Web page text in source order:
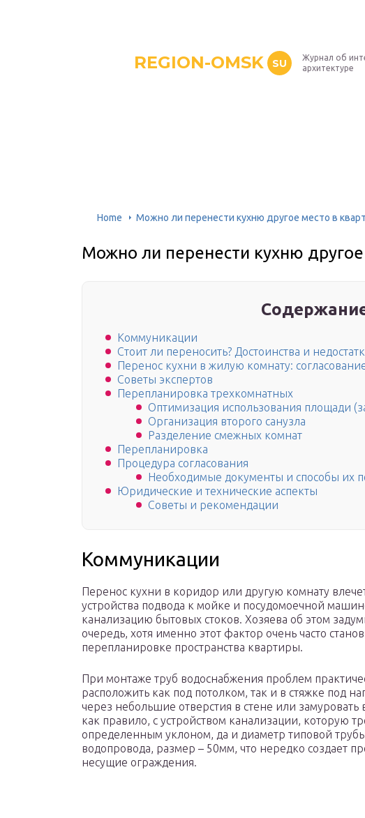
REGION-OMSK SU
Журнал об
архитектуре
Home Можно ли перенести кухню другое место в
Можно ли перенести кухню другое
Коммуникации
Стоит ли переносить? Достоинства и
Перенос кухни в жилую комнату:
Советы экспертов
Перепланировка трехкомнатных
Оптимизация использования площади
Организация второго санузла
Разделение смежных комнат
Перепланировка
Процедура согласования
Необходимые документы и способы их
Юридические и технические аспекты
Советы и рекомендации
Коммуникации
Перенос кухни в коридор или другую комнату
устройства подвода к мойке и посудомоечной
канализацию бытовых стоков. Хозяева об этом
очередь, хотя именно этот фактор очень часто
перепланировке пространства квартиры.
При монтаже труб водоснабжения проблем
расположить как под потолком, так и в стяжке под
через небольшие отверстия в стене или
как правило, с устройством канализации, которую
определенным уклоном, да и диаметр типовой
водопровода, размер – 50мм, что нередко создает
несущие ограждения.